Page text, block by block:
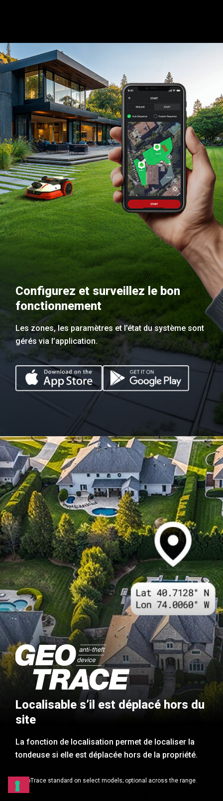
Configurez et surveillez le bon
fonctionnement
Les zones, les paramètres et l’état du système sont
gérés via l’application.
Localisable s’il est déplacé hors du
site
La fonction de localisation permet de localiser la
tondeuse si elle est déplacée hors de la propriété.
* GeoTrace standard on select models; optional across the range.